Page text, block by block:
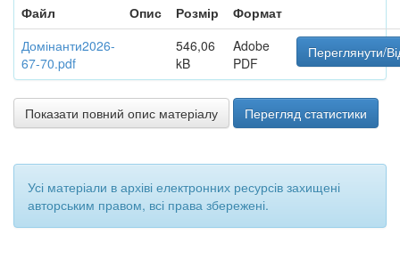
Файл
Опис Розмір
Формат
Домінанти2026-
67-70.pdf
546,06
kB
Adobe
PDF
Переглянути/
Показати повний опис матеріалу Перегляд статистики
Усі матеріали в архіві електронних ресурсів захищені
авторським правом, всі права збережені.